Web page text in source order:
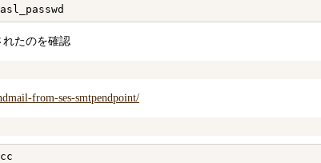
れたのを確認
from-ses-smtpendpoint/